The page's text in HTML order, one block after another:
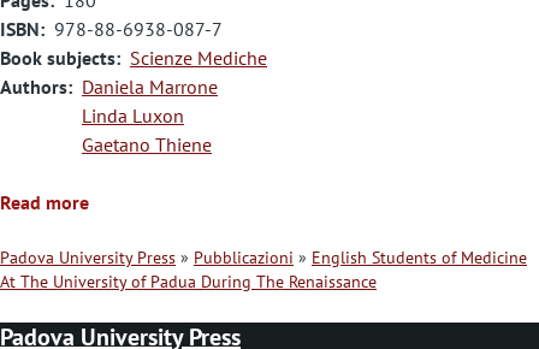
ISBN
978-88-6938-087-7
Book subjects
Scienze Mediche
Authors
Daniela Marrone
Linda Luxon
Gaetano Thiene
Read more
B
r
Padova University Press Pubblicazioni
English Students of Medicine
At The University of Padua During The Renaissance
Padova University Press